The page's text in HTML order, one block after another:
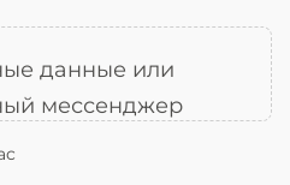
данные или
мессенджер